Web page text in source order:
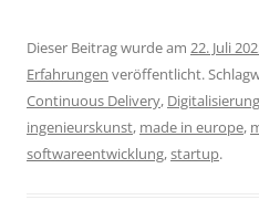
Dieser Beitrag wurde am 22. Juli
Erfahrungen veröffentlicht.
Continuous Delivery, Digitalisierung
ingenieurskunst, made in europe,
softwareentwicklung,startup.